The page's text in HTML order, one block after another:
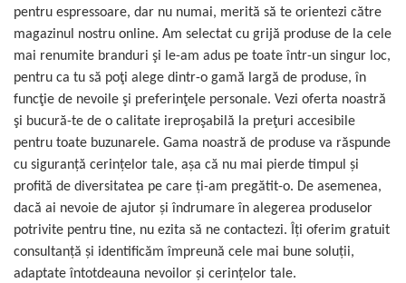
pentru espressoare, dar nu numai, merită să te orientezi către
magazinul nostru online. Am selectat cu grijă produse de la cele
mai renumite branduri şi le-am adus pe toate într-un singur loc,
pentru ca tu să poţi alege dintr-o gamă largă de produse, în
funcţie de nevoile şi preferinţele personale. Vezi oferta noastră
şi bucură-te de o calitate ireproşabilă la preţuri accesibile
pentru toate buzunarele. Gama noastră de produse va răspunde
cu siguranţă cerinţelor tale, aşa că nu mai pierde timpul şi
profită de diversitatea pe care ţi-am pregătit-o. De asemenea,
dacă ai nevoie de ajutor şi îndrumare în alegerea produselor
potrivite pentru tine, nu ezita să ne contactezi. Îţi oferim gratuit
consultanţă şi identificăm împreună cele mai bune soluţii,
adaptate întotdeauna nevoilor şi cerinţelor tale.